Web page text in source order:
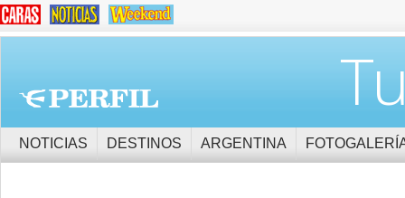
NOTICIAS DESTINOS ARGENTINA